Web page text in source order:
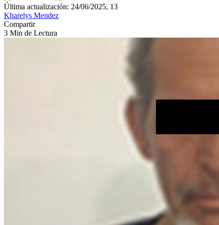
Última actualización: 24/06/2025, 13
Kharelys Mendez
Compartir
3 Min de Lectura